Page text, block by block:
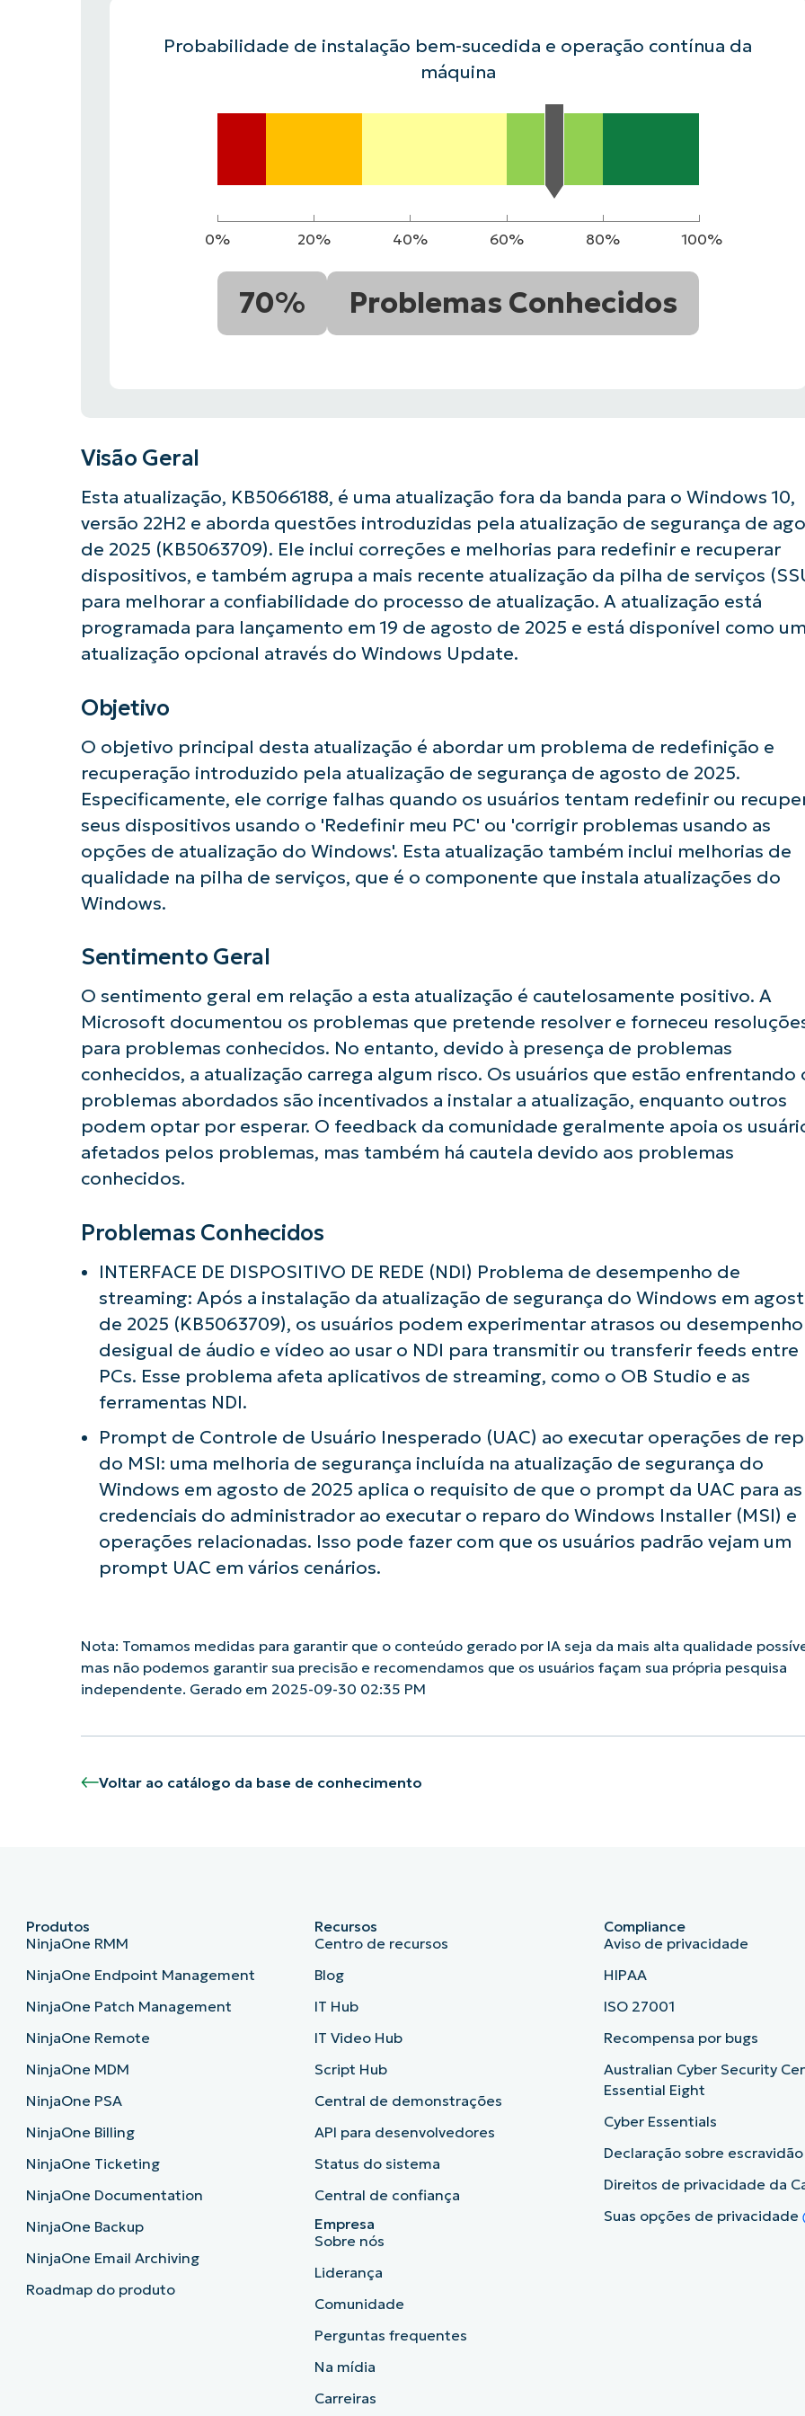
FALE COM NOSSO TIME DE VENDAS VER DEMONSTRAÇÃO
ROADMAP DO
Probabilidade de instalação bem-sucedida e operação contínua da
máquina
0% 20% 40% 60% 80% 100%
70% Problemas Conhecidos
Visão Geral
Esta atualização, KB5066188, é uma atualização fora da banda para o Windows 10,
versão 22H2 e aborda questões introduzidas pela atualização de segurança de
de 2025 (KB5063709). Ele inclui correções e melhorias para redefinir e recuperar
dispositivos, e também agrupa a mais recente atualização da pilha de serviços
para melhorar a confiabilidade do processo de atualização. A atualização está
programada para lançamento em 19 de agosto de 2025 e está disponível como
atualização opcional através do Windows Update.
Objetivo
O objetivo principal desta atualização é abordar um problema de redefinição e
recuperação introduzido pela atualização de segurança de agosto de 2025.
Especificamente, ele corrige falhas quando os usuários tentam redefinir ou
seus dispositivos usando o 'Redefinir meu PC' ou 'corrigir problemas usando as
opções de atualização do Windows'. Esta atualização também inclui melhorias de
qualidade na pilha de serviços, que é o componente que instala atualizações do
Windows.
Sentimento Geral
O sentimento geral em relação a esta atualização é cautelosamente positivo. A
Microsoft documentou os problemas que pretende resolver e forneceu
para problemas conhecidos. No entanto, devido à presença de problemas
conhecidos, a atualização carrega algum risco. Os usuários que estão enfrentando
problemas abordados são incentivados a instalar a atualização, enquanto outros
podem optar por esperar. O feedback da comunidade geralmente apoia os
afetados pelos problemas, mas também há cautela devido aos problemas
conhecidos.
Problemas Conhecidos
INTERFACE DE DISPOSITIVO DE REDE (NDI) Problema de desempenho de
streaming: Após a instalação da atualização de segurança do Windows em
de 2025 (KB5063709), os usuários podem experimentar atrasos ou desempenho
desigual de áudio e vídeo ao usar o NDI para transmitir ou transferir feeds entre
PCs. Esse problema afeta aplicativos de streaming, como o OB Studio e as
ferramentas NDI.
Prompt de Controle de Usuário Inesperado (UAC) ao executar operações de
do MSI: uma melhoria de segurança incluída na atualização de segurança do
Windows em agosto de 2025 aplica o requisito de que o prompt da UAC para as
credenciais do administrador ao executar o reparo do Windows Installer (MSI) e
operações relacionadas. Isso pode fazer com que os usuários padrão vejam um
prompt UAC em vários cenários.
Nota: Tomamos medidas para garantir que o conteúdo gerado por IA seja da mais alta qualidade
mas não podemos garantir sua precisão e recomendamos que os usuários façam sua própria pesquisa
independente. Gerado em 2025-09-30 02:35 PM
Voltar ao catálogo da base de conhecimento
email*
number*
País
Produtos
NinjaOne RMM
NinjaOne Endpoint Management
NinjaOne Patch Management
NinjaOne Remote
NinjaOne MDM
NinjaOne PSA
NinjaOne Billing
NinjaOne Ticketing
NinjaOne Documentation
NinjaOne Backup
NinjaOne Email Archiving
Roadmap do produto
Recursos
Centro de recursos
Blog
IT Hub
IT Video Hub
Script Hub
Central de demonstrações
API para desenvolvedores
Status do sistema
Central de confiança
Empresa
Sobre nós
Liderança
Comunidade
Perguntas frequentes
Na mídia
Carreiras
Compliance
Aviso de privacidade
HIPAA
ISO 27001
Recompensa por bugs
Australian Cyber Security
Essential Eight
Cyber Essentials
Declaração sobre
Direitos de privacidade da
Suas opções de privacidade